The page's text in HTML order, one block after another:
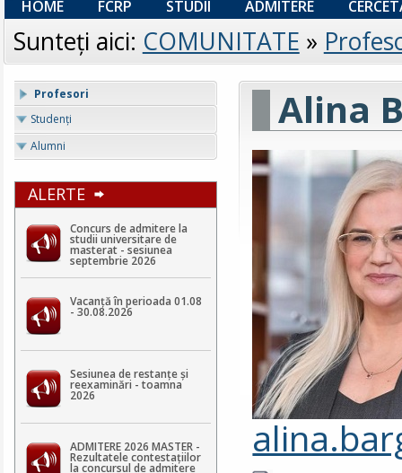
HOME FCRP STUDII ADMITERE
Sunteţi aici: COMUNITATE »
Profesori
Studenţi
Alumni
ALERTE
Concurs de admitere la
studii universitare de
masterat - sesiunea
septembrie 2026
Vacanță în perioada 01.08
- 30.08.2026
Sesiunea de restanțe și
reexaminări - toamna
2026
ADMITERE 2026 MASTER -
Rezultatele contestaţiilor
la concursul de admitere
Alina